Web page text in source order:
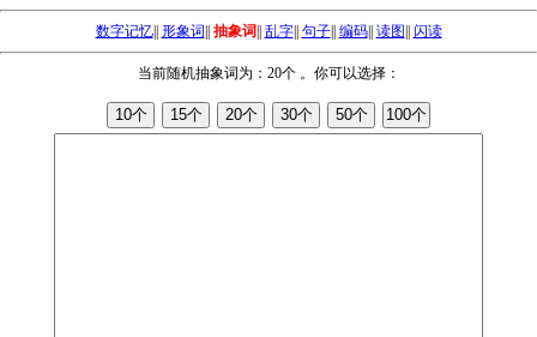
数字记忆|| 形象词 抽象词 乱字|| 句子|| 编码|| 读图 闪读
当前随机抽象词为：20个 。你可以选择：